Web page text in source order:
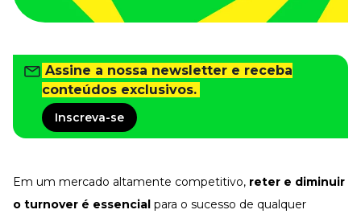
Todos os Cursos
Explore o nosso acervo
Para simplificar os processos
Gestão de Empresas e Negócios
Eleve os resultados da organização
Gestão de Pessoas e Liderança
Capacitação com especialistas
Treinamento de Produto
Desenvolva a sua equipe
Assine a nossa newsletter e receba
conteúdos exclusivos.
Inscreva-se
Em um mercado altamente competitivo, reter e diminuir
o turnover é essencial para o sucesso de qualquer